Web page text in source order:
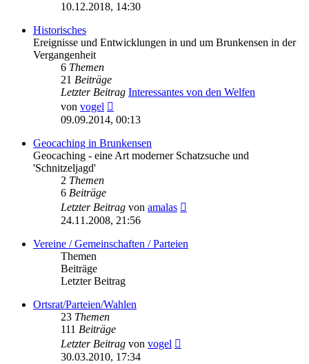
Beitrag
10.12.2018, 14:30
Historisches
Ereignisse und Entwicklungen in und um Brunkensen in der
Vergangenheit
6 Themen
21 Beiträge
Letzter Beitrag Interessantes von den Welfen
von vogel
Beitrag
09.09.2014, 00:13
Geocaching in Brunkensen
Geocaching - eine Art moderner Schatzsuche und
'Schnitzeljagd'
2 Themen
6 Beiträge
Letzter Beitrag von amalas
24.11.2008, 21:56
Vereine / Gemeinschaften / Parteien
Themen
Beiträge
Letzter Beitrag
Ortsrat/Parteien/Wahlen
23 Themen
111 Beiträge
Letzter Beitrag von vogel
30.03.2010, 17:34